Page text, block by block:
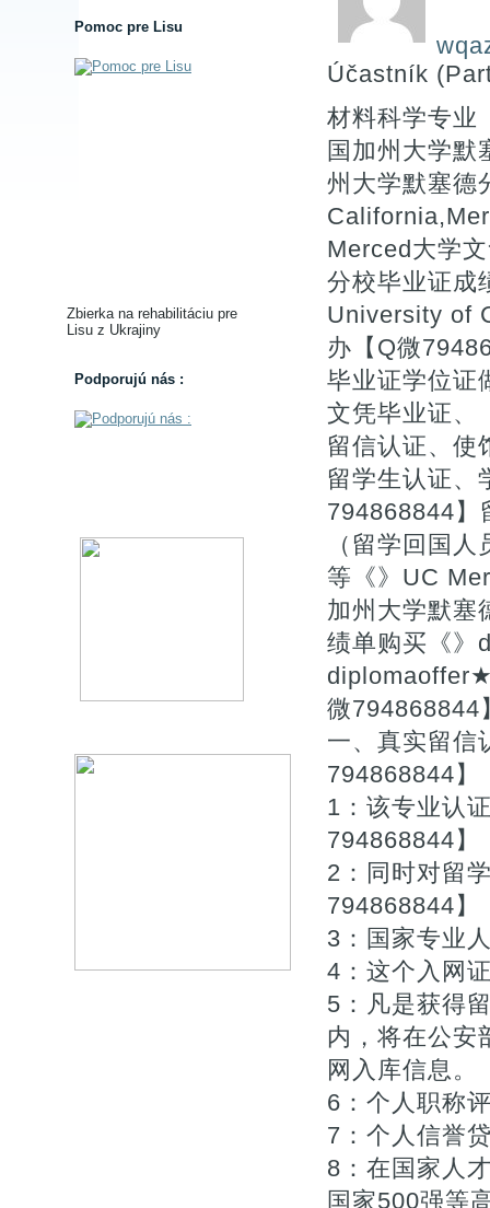
Pomoc pre Lisu
Zbierka na rehabilitáciu pre
Lisu z Ukrajiny
Podporujú nás :
Účastník
材料科学专业
国加州大学默
州大学默塞德
Merced大学
分校毕业证成
University of
办【Q微
毕业证学位证
文凭毕业证、
留信认证、使
留学生认证、
794868844】
（留学回国
等《》UC
加州大学默塞
绩单购买《
微794868844
一、真实留信
794868844】
1：该专业认
794868844】
2：同时对留
794868844】
3：国家专业
4：这个入网
5：凡是获得
内，将在公安
网入库信息。
6：个人职称
7：个人信誉
8：在国家人
国家500强等